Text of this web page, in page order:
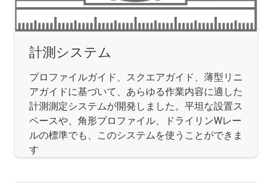
計測システム
プロファイルガイド、スクエアガイド、薄型リニ
アガイドに基づいて、あらゆる作業内容に適した
計測測定システムが開発しました。平坦な設置ス
ペースや、角形プロファイル、ドライリンWレー
ルの標準でも、このシステムを使うことができま
す